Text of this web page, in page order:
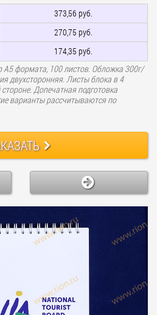
373,56 руб.
270,75 руб.
174,35 руб.
А5 формата, 100 листов. Обложка 300г/
двухсторонняя. Листы блока в 4
Допечатная подготовка
варианты рассчитываются по